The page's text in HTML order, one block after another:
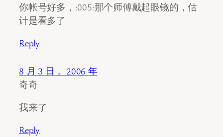
你帐号好多，:005:那个师傅戴起眼镜的，估
计是看多了
Reply
8 月 3 日， 2006 年
奇奇
我来了
Reply